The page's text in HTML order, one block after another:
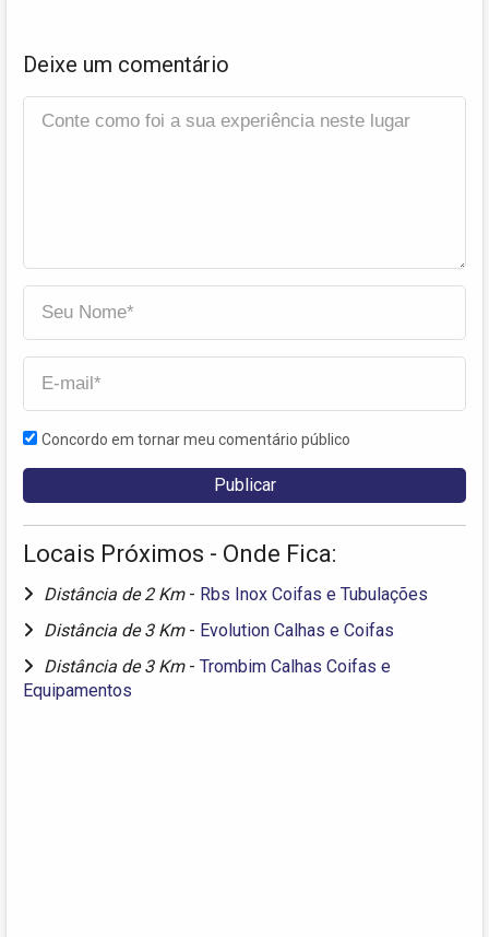
Deixe um comentário
Concordo em tornar meu comentário público
Locais Próximos - Onde Fica:
Distância de 2 Km - Rbs Inox Coifas e Tubulações
Distância de 3 Km - Evolution Calhas e Coifas
Distância de 3 Km - Trombim Calhas Coifas e
Equipamentos